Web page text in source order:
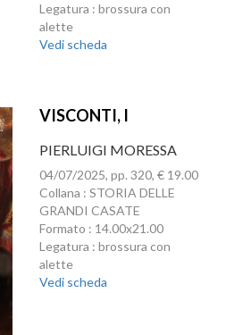
Legatura : brossura con
alette
Vedi scheda
VISCONTI, I
PIERLUIGI MORESSA
04/07/2025, pp. 320, € 19.00
Collana : STORIA DELLE
GRANDI CASATE
Formato : 14.00x21.00
Legatura : brossura con
alette
Vedi scheda